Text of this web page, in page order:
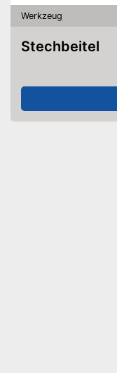
Werkzeug
Stechbeitel